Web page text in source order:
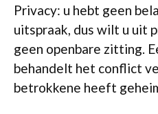
Privacy: u hebt geen
uitspraak, dus wilt u uit
geen openbare zitting.
behandelt het conflict
betrokkene heeft